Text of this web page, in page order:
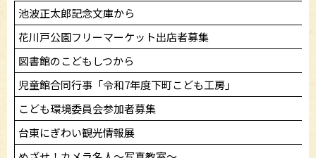
池波正太郎記念文庫から
花川戸公園フリーマーケット出店者募集
図書館のこどもしつから
児童館合同行事「令和7年度下町こども工房」
こども環境委員会参加者募集
台東にぎわい観光情報展